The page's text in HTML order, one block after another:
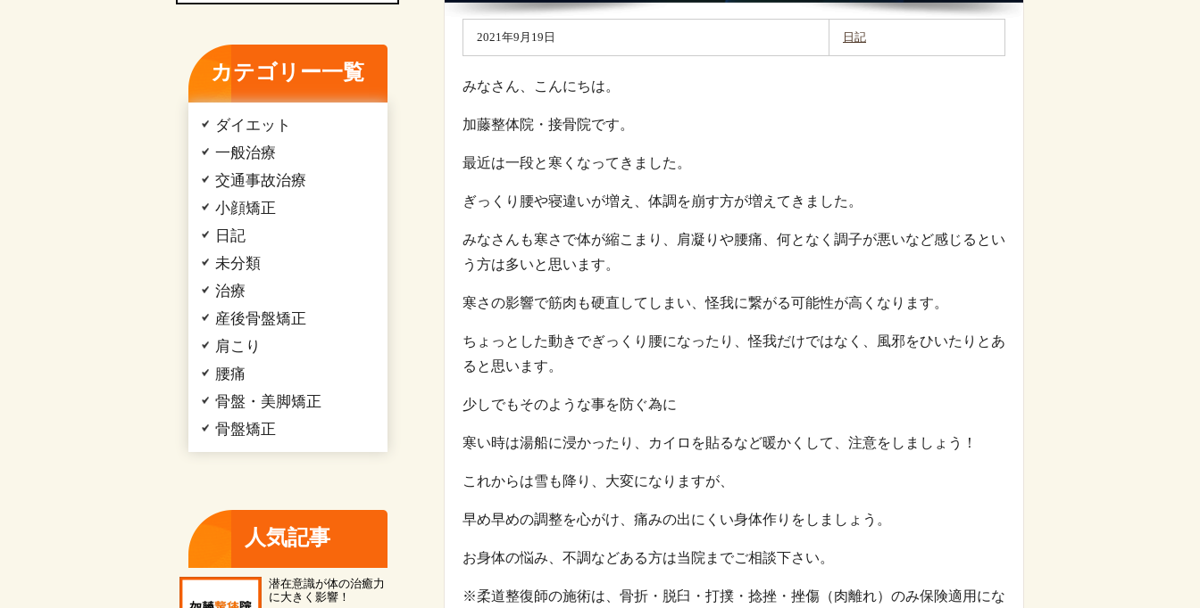
2021年9月19日 日記
みなさん、こんにちは。
加藤整体院・接骨院です。
最近は一段と寒くなってきました。
ぎっくり腰や寝違いが増え、体調を崩す方が増えてきました。
みなさんも寒さで体が縮こまり、肩凝りや腰痛、何となく調子が悪いなど感じるとい
う方は多いと思います。
寒さの影響で筋肉も硬直してしまい、怪我に繋がる可能性が高くなります。
ちょっとした動きでぎっくり腰になったり、怪我だけではなく、風邪をひいたりとあ
ると思います。
少しでもそのような事を防ぐ為に
寒い時は湯船に浸かったり、カイロを貼るなど暖かくして、注意をしましょう！
これからは雪も降り、大変になりますが、
早め早めの調整を心がけ、痛みの出にくい身体作りをしましょう。
お身体の悩み、不調などある方は当院までご相談下さい。
※柔道整復師の施術は、骨折・脱臼・打撲・捻挫・挫傷（肉離れ）のみ保険適用にな
カテゴリー一覧
ダイエット
一般治療
交通事故治療
小顔矯正
日記
未分類
治療
産後骨盤矯正
肩こり
腰痛
骨盤・美脚矯正
骨盤矯正
人気記事
潜在意識が体の治癒力
に大きく影響！